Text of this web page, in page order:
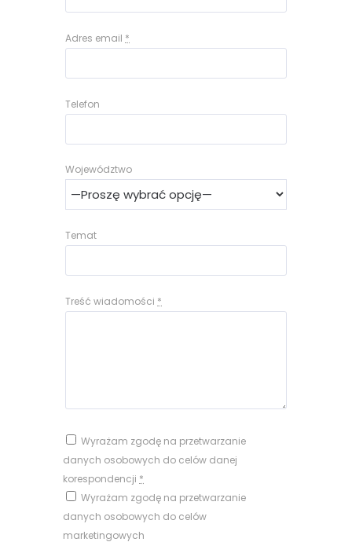
Adres email *
Telefon
Województwo
Temat
Treść wiadomości *
Wyrażam zgodę na przetwarzanie
danych osobowych do celów danej
korespondencji *
Wyrażam zgodę na przetwarzanie
danych osobowych do celów
marketingowych